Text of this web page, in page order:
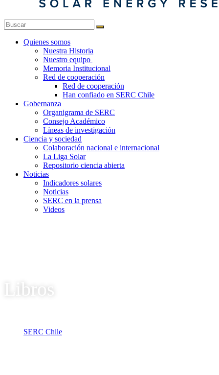
Quienes somos
Nuestra Historia
Nuestro equipo
Memoria Institucional
Red de cooperación
Red de cooperación
Han confiado en SERC Chile
Gobernanza
Organigrama de SERC
Consejo Académico
Líneas de investigación
Ciencia y sociedad
Colaboración nacional e internacional
La Liga Solar
Repositorio ciencia abierta
Noticias
Indicadores solares
Noticias
SERC en la prensa
Videos
Libros
SERC Chile